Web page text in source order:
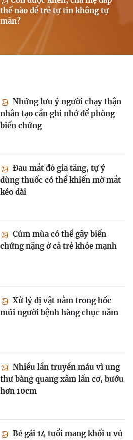
thế nào để trẻ tự tin không tự
mãn?
Những lưu ý người chạy thận
nhân tạo cần ghi nhớ để phòng
biến chứng
Đau mắt đỏ gia tăng, tự ý
dùng thuốc có thể khiến mờ mắt
kéo dài
Cúm mùa có thể gây biến
chứng nặng ở cả trẻ khỏe mạnh
Xử lý dị vật nằm trong hốc
mũi người bệnh hàng chục năm
Nhiều lần truyền máu vì ung
thư bàng quang xâm lấn cơ, bướu
hơn 10cm
Bé gái 14 tuổi mang khối u vú